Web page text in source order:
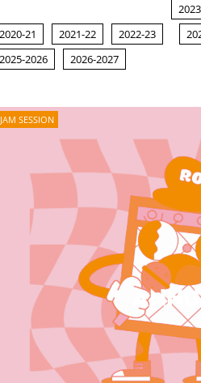
2020-21 2021-22 2022-23
2025-2026
2026-2027
JAM SESSION